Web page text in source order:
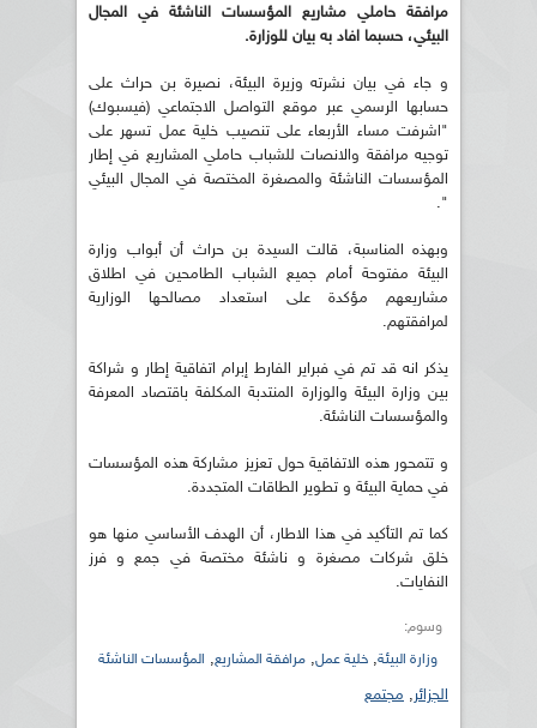
مرافقة حاملي مشاريع المؤسسات الناشئة في المجال
البيئي، حسبما افاد به بيان للوزارة.
و جاء في بيان نشرته وزيرة البيئة، نصيرة بن حراث على
حسابها الرسمي عبر موقع التواصل الاجتماعي (فيسبوك)
"اشرفت مساء الأربعاء على تنصيب خلية عمل تسهر على
توجيه مرافقة والانصات للشباب حاملي المشاريع في إطار
المؤسسات الناشئة والمصغرة المختصة في المجال البيئي
".
وبهذه المناسبة، قالت السيدة بن حراث أن أبواب وزارة
البيئة مفتوحة أمام جميع الشباب الطامحين في اطلاق
مشاريعهم مؤكدة على استعداد مصالحها الوزارية
لمرافقتهم.
يذكر انه قد تم في فبراير الفارط إبرام اتفاقية إطار و شراكة
بين وزارة البيئة والوزارة المنتدبة المكلفة باقتصاد المعرفة
والمؤسسات الناشئة.
و تتمحور هذه الاتفاقية حول تعزيز مشاركة هذه المؤسسات
في حماية البيئة و تطوير الطاقات المتجددة.
كما تم التأكيد في هذا الاطار، أن الهدف الأساسي منها هو
خلق شركات مصغرة و ناشئة مختصة في جمع و فرز
النفايات.
وسوم:
وزارة البيئة, خلية عمل, مرافقة المشاريع, المؤسسات الناشئة
الجزائر, مجتمع